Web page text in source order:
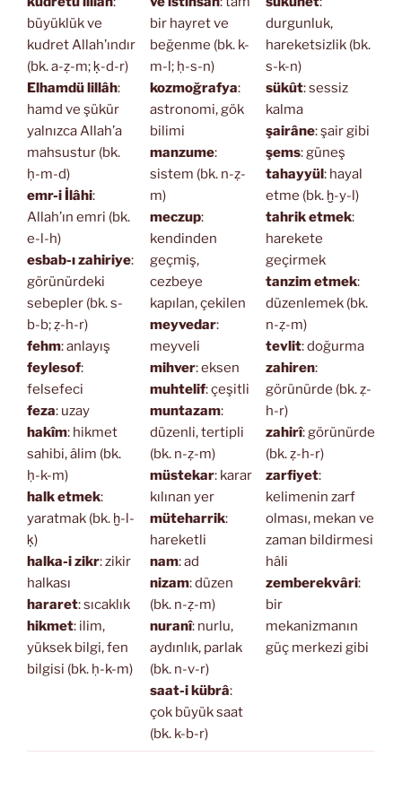
büyüklük ve
kudret Allah’ındır
(bk. a-ẓ-m; ḳ-d-r)
Elhamdü lillâh:
hamd ve şükür
yalnızca Allah’a
mahsustur (bk.
ḥ-m-d)
emr-i İlâhi:
Allah’ın emri (bk.
e-l-h)
esbab-ı zahiriye:
görünürdeki
sebepler (bk. s-
b-b; ẓ-h-r)
fehm: anlayış
feylesof:
felsefeci
feza: uzay
hakîm: hikmet
sahibi, âlim (bk.
ḥ-k-m)
halk etmek:
yaratmak (bk. ḫ-l-
ḳ)
halka-i zikr: zikir
halkası
hararet: sıcaklık
hikmet: ilim,
yüksek bilgi, fen
bilgisi (bk. ḥ-k-m)
bir hayret ve
beğenme (bk. k-
m-l; ḥ-s-n)
kozmoğrafya:
astronomi, gök
bilimi
manzume:
sistem (bk. n-ẓ-
m)
meczup:
kendinden
geçmiş,
cezbeye
kapılan, çekilen
meyvedar:
meyveli
mihver: eksen
muhtelif: çeşitli
muntazam:
düzenli, tertipli
(bk. n-ẓ-m)
müstekar: karar
kılınan yer
müteharrik:
hareketli
nam: ad
nizam: düzen
(bk. n-ẓ-m)
nuranî: nurlu,
aydınlık, parlak
(bk. n-v-r)
saat-i kübrâ:
çok büyük saat
(bk. k-b-r)
durgunluk,
hareketsizlik (bk.
s-k-n)
sükût: sessiz
kalma
şairâne: şair gibi
şems: güneş
tahayyül: hayal
etme (bk. ḫ-y-l)
tahrik etmek:
harekete
geçirmek
tanzim etmek:
düzenlemek (bk.
n-ẓ-m)
tevlit: doğurma
zahiren:
görünürde (bk. ẓ-
h-r)
zahirî: görünürde
(bk. ẓ-h-r)
zarfiyet:
kelimenin zarf
olması, mekan ve
zaman bildirmesi
hâli
zemberekvâri:
bir
mekanizmanın
güç merkezi gibi